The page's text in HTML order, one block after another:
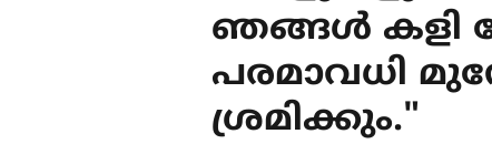
ഞങ്ങൾ കളി
പരമാവധി
ശ്രമിക്കും."‌